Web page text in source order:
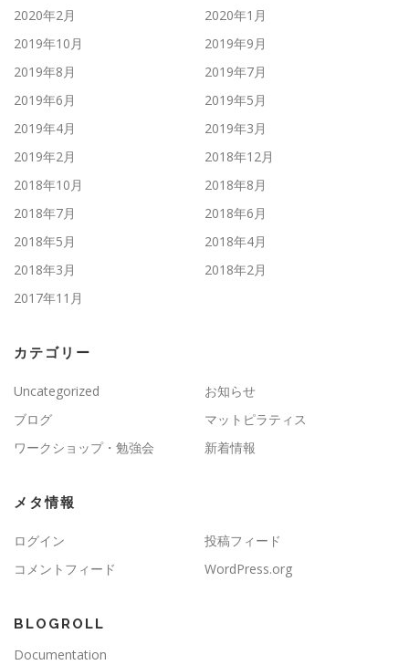
2020年2月
2020年1月
2019年10月
2019年9月
2019年8月
2019年7月
2019年6月
2019年5月
2019年4月
2019年3月
2019年2月
2018年12月
2018年10月
2018年8月
2018年7月
2018年6月
2018年5月
2018年4月
2018年3月
2018年2月
2017年11月
カテゴリー
Uncategorized
お知らせ
ブログ
マットピラティス
ワークショップ・勉強会
新着情報
メタ情報
ログイン
投稿フィード
コメントフィード
WordPress.org
BLOGROLL
Documentation